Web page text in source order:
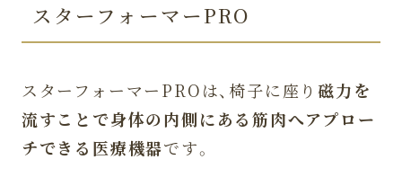
スターフォーマーPRO
スターフォーマーPROは、椅子に座り磁力を
流すことで身体の内側にある筋肉へアプロー
チできる医療機器です。